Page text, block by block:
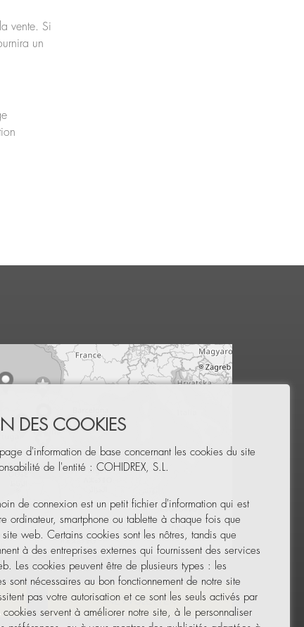
vente. Si
un
Leaflet|© OpenStreetMap
NEWSLETTER
DES COOKIES
d'information de base concernant les cookies du site
de l'entité : COHIDREX, S.L.
de connexion est un petit fichier d'information qui est
ordinateur, smartphone ou tablette à chaque fois que
web. Certains cookies sont les nôtres, tandis que
à des entreprises externes qui fournissent des services
Les cookies peuvent être de plusieurs types : les
sont nécessaires au bon fonctionnement de notre site
pas votre autorisation et ce sont les seuls activés par
cookies servent à améliorer notre site, à le personnaliser